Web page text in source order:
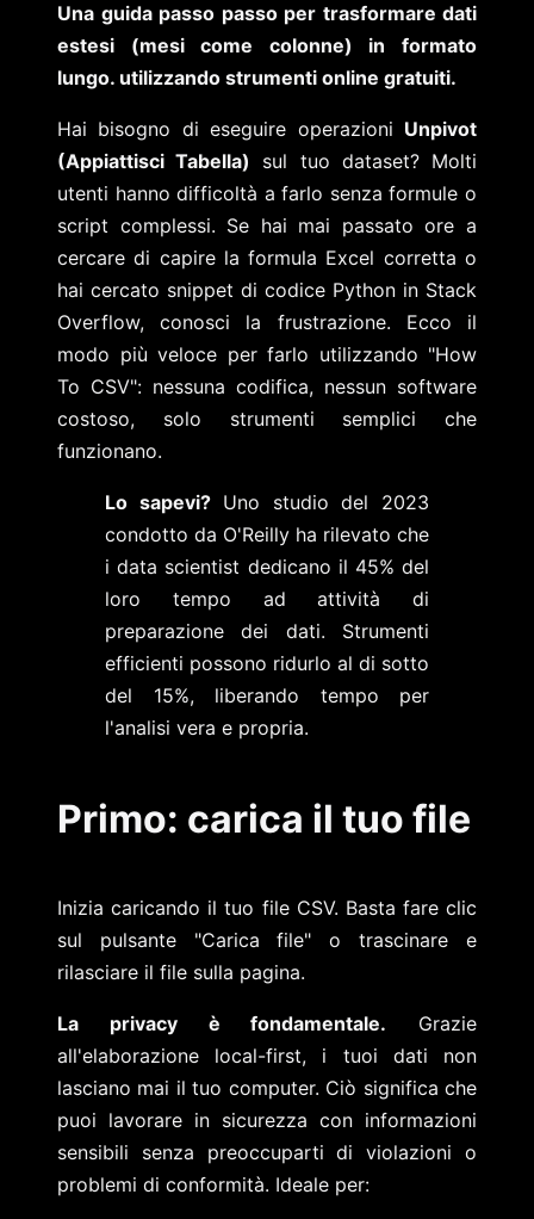
Una guida passo passo per trasformare dati
estesi (mesi come colonne) in formato
lungo. utilizzando strumenti online gratuiti.
Hai bisogno di eseguire operazioni Unpivot
(Appiattisci Tabella)
sul tuo dataset? Molti
utenti hanno difficoltà a farlo senza formule o
script complessi. Se hai mai passato ore a
cercare di capire la formula Excel corretta o
hai cercato snippet di codice Python in Stack
Overflow, conosci la frustrazione. Ecco il
modo più veloce per farlo utilizzando "How
To CSV": nessuna codifica, nessun software
costoso, solo strumenti semplici che
funzionano.
Lo sapevi?Uno studio del 2023
condotto da O'Reilly ha rilevato che
i data scientist dedicano il 45% del
loro tempo ad attività di
preparazione dei dati. Strumenti
efficienti possono ridurlo al di sotto
del 15%, liberando tempo per
l'analisi vera e propria.
Primo: carica il tuo file
Inizia caricando il tuo file CSV. Basta fare clic
sul pulsante "Carica file" o trascinare e
rilasciare il file sulla pagina.
La privacy è fondamentale. Grazie
all'elaborazione local-first, i tuoi dati non
lasciano mai il tuo computer. Ciò significa che
puoi lavorare in sicurezza con informazioni
sensibili senza preoccuparti di violazioni o
problemi di conformità. Ideale per: